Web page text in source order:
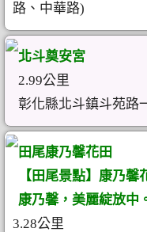
路、中華路)
北斗奠安宮
2.99公里
彰化縣北斗鎮斗苑路
田尾康乃馨花田
【田尾景點】康乃
康乃馨，美麗綻放中
3.28公里